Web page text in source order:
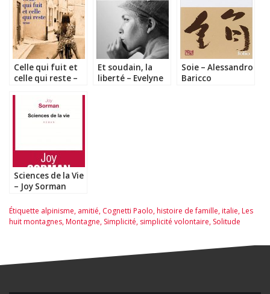
Celle qui fuit et
celle qui reste –
Et soudain, la
liberté – Evelyne
Soie – Alessandro
Baricco
Sciences de la Vie
– Joy Sorman
Étiquette alpinisme, amitié, Cognetti Paolo,histoire de famille,italie,Les
huit montagnes,Montagne, Simplicité, simplicité volontaire, Solitude